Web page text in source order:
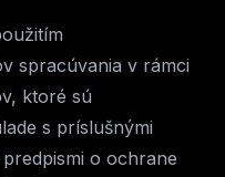
spracúvania v rámci
ktoré sú
s príslušnými
o ochrane